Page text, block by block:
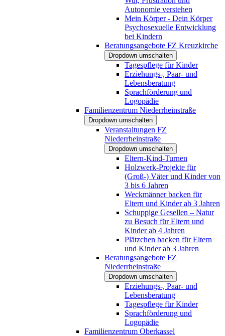
Autonomie verstehen
Mein Körper - Dein Körper
Psychosexuelle Entwicklung
bei Kindern
Beratungsangebote FZ Kreuzkirche
Dropdown umschalten
Tagespflege für Kinder
Erziehungs-, Paar- und
Lebensberatung
Sprachförderung und
Logopädie
Familienzentrum Niederrheinstraße
Dropdown umschalten
Veranstaltungen FZ
Niederrheinstraße
Dropdown umschalten
Eltern-Kind-Turnen
Holzwerk-Projekte für
(Groß-) Väter und Kinder von
3 bis 6 Jahren
Weckmänner backen für
Eltern und Kinder ab 3 Jahren
Schuppige Gesellen – Natur
zu Besuch für Eltern und
Kinder ab 4 Jahren
Plätzchen backen für Eltern
und Kinder ab 3 Jahren
Beratungsangebote FZ
Niederrheinstraße
Dropdown umschalten
Erziehungs-, Paar- und
Lebensberatung
Tagespflege für Kinder
Sprachförderung und
Logopädie
Familienzentrum Oberkassel